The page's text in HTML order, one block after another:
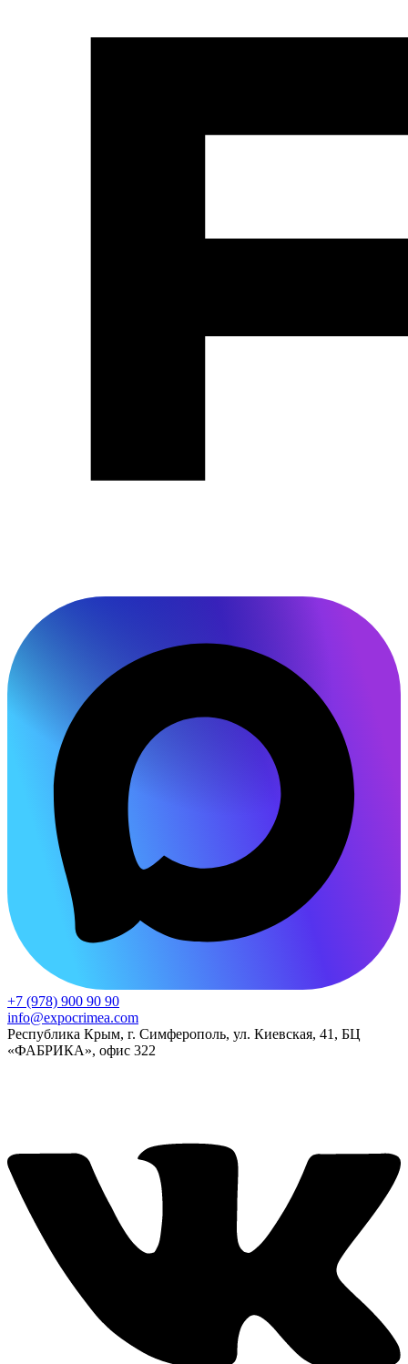
+7 (978) 900 90 90
info@expocrimea.com
Республика Крым, г. Симферополь, ул. Киевская, 41, БЦ
«ФАБРИКА», офис 322